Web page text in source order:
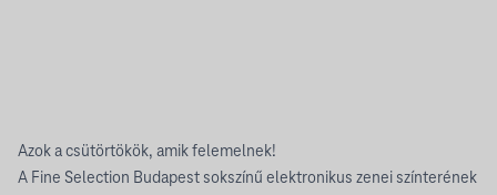
Azok a csütörtökök, amik felemelnek!
A Fine Selection Budapest sokszínű elektronikus zenei színterének